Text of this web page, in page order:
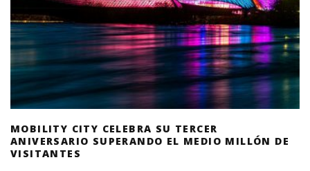
MOBILITY CITY CELEBRA SU TERCER
ANIVERSARIO SUPERANDO EL MEDIO MILLÓN DE
VISITANTES